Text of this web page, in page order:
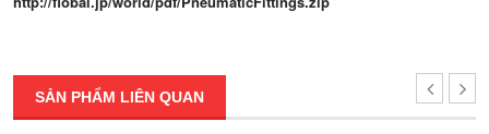
SẢN PHẨM LIÊN QUAN